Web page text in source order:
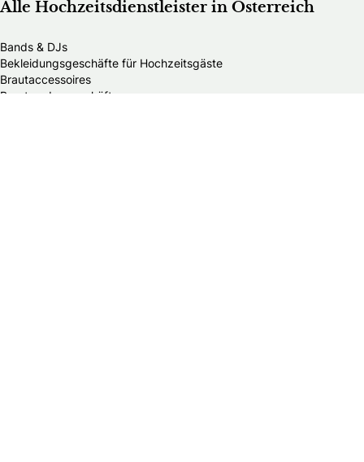
Alle Hochzeitsdienstleister in Österreich
Bands & DJs
Bekleidungsgeschäfte für Hochzeitsgäste
Brautaccessoires
Brautmodengeschäfte